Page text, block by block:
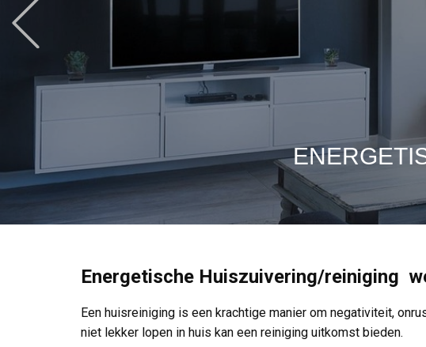
Energetische Huiszuivering/reiniging
Een huisreiniging is een krachtige manier om negativiteit,
niet lekker lopen in huis kan een reiniging uitkomst bieden.